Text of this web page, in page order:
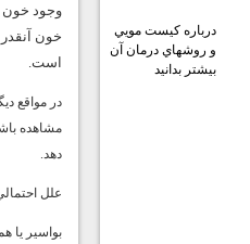
وجود خون
خون
است.
در مواقع
مشاهده
دهد.
علل
بواسير يا
درباره كيست مويي
و روشهاي درمان آن
بيشتر بدانيد